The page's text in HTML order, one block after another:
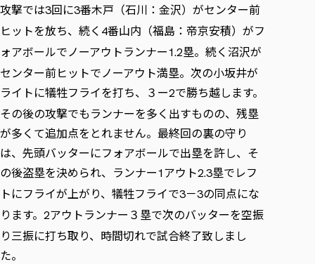
攻撃では3回に3番木戸（石川：金沢）がセンター前
ヒットを放ち、続く 4番山内（福島：帝京安積）がフ
ォアボールでノーアウトランナー1.2塁。続く沼沢が
センター前ヒットでノーアウト満塁。次の小坂井が
ライトに犠牲フライを打ち、３ー2で勝ち越します。
その後の攻撃でもランナーを多く出すものの、残塁
が多くて追加点をとれません。最終回の裏の守り
は、先頭バッターにフォアボールで出塁を許し、そ
の後盗塁を決められ、ランナー1アウト2.3塁でレフ
トにフライが上がり、犠牲フライで3－3の同点にな
ります。 2アウトランナー３塁で次のバッターを空振
り三振に打ち取り、時間切れで試合終了致しまし
た。